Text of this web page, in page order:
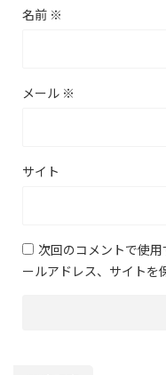
名前 ※
メール ※
サイト
次回のコメントで使
ールアドレス、サイトを